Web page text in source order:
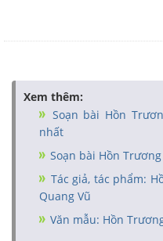
Xem thêm:
Soạn bài Hồn
nhất
Soạn bài Hồn
Tác giả, tác phẩm:
Quang Vũ
Văn mẫu: Hồn